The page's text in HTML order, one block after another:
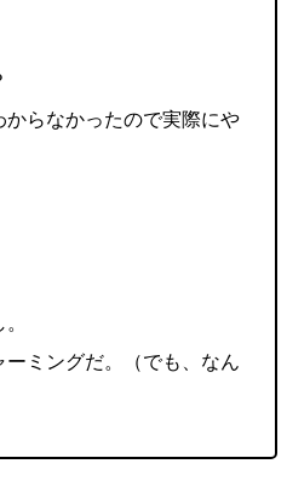
らなかったので実際にや
ミングだ。（でも、なん